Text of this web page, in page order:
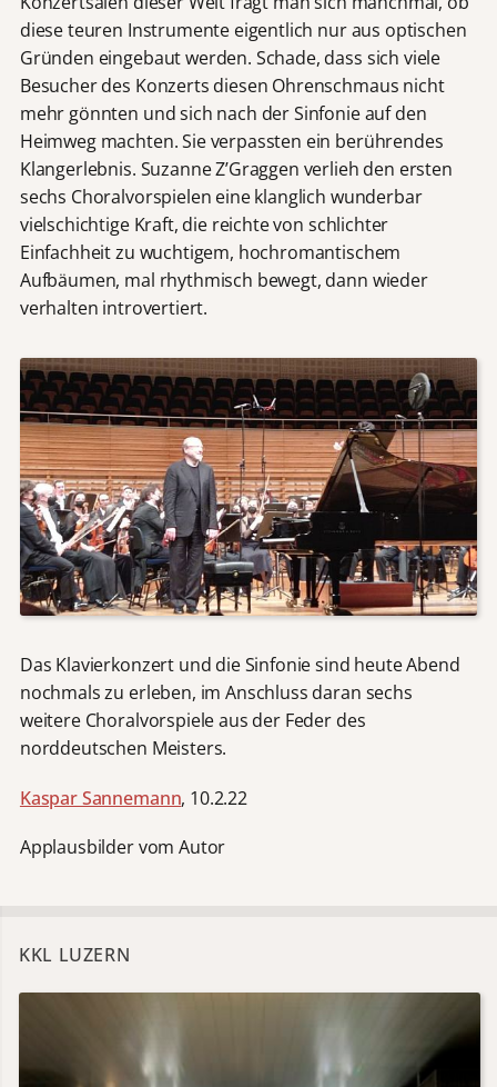
diese teuren Instrumente eigentlich nur aus optischen
Gründen eingebaut werden. Schade, dass sich viele
Besucher des Konzerts diesen Ohrenschmaus nicht
mehr gönnten und sich nach der Sinfonie auf den
Heimweg machten. Sie verpassten ein berührendes
Klangerlebnis. Suzanne Z’Graggen verlieh den ersten
sechs Choralvorspielen eine klanglich wunderbar
vielschichtige Kraft, die reichte von schlichter
Einfachheit zu wuchtigem, hochromantischem
Aufbäumen, mal rhythmisch bewegt, dann wieder
verhalten introvertiert.
Das Klavierkonzert und die Sinfonie sind heute Abend
nochmals zu erleben, im Anschluss daran sechs
weitere Choralvorspiele aus der Feder des
norddeutschen Meisters.
Kaspar Sannemann, 10.2.22
Applausbilder vom Autor
KKL LUZERN